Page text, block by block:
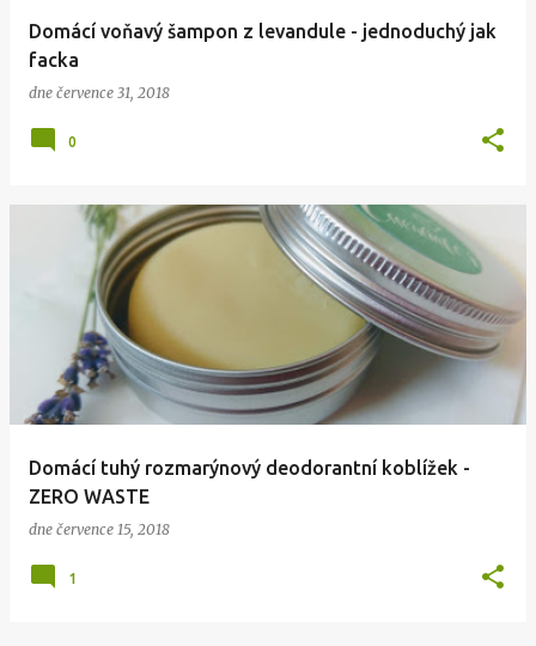
Domácí voňavý šampon z levandule - jednoduchý jak
facka
dne července 31, 2018
0
Domácí tuhý rozmarýnový deodorantní koblížek -
ZERO WASTE
dne července 15, 2018
1